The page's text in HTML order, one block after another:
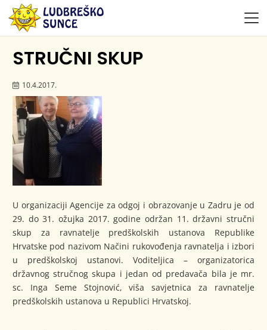
STRUČNI SKUP
10.4.2017.
U organizaciji Agencije za odgoj i obrazovanje u Zadru je od
29. do 31. ožujka 2017. godine održan 11. državni stručni
skup za ravnatelje predškolskih ustanova Republike
Hrvatske pod nazivom Načini rukovođenja ravnatelja i izbori
u predškolskoj ustanovi. Voditeljica – organizatorica
državnog stručnog skupa i jedan od predavača bila je mr.
sc. Inga Seme Stojnović, viša savjetnica za ravnatelje
predškolskih ustanova u Republici Hrvatskoj.